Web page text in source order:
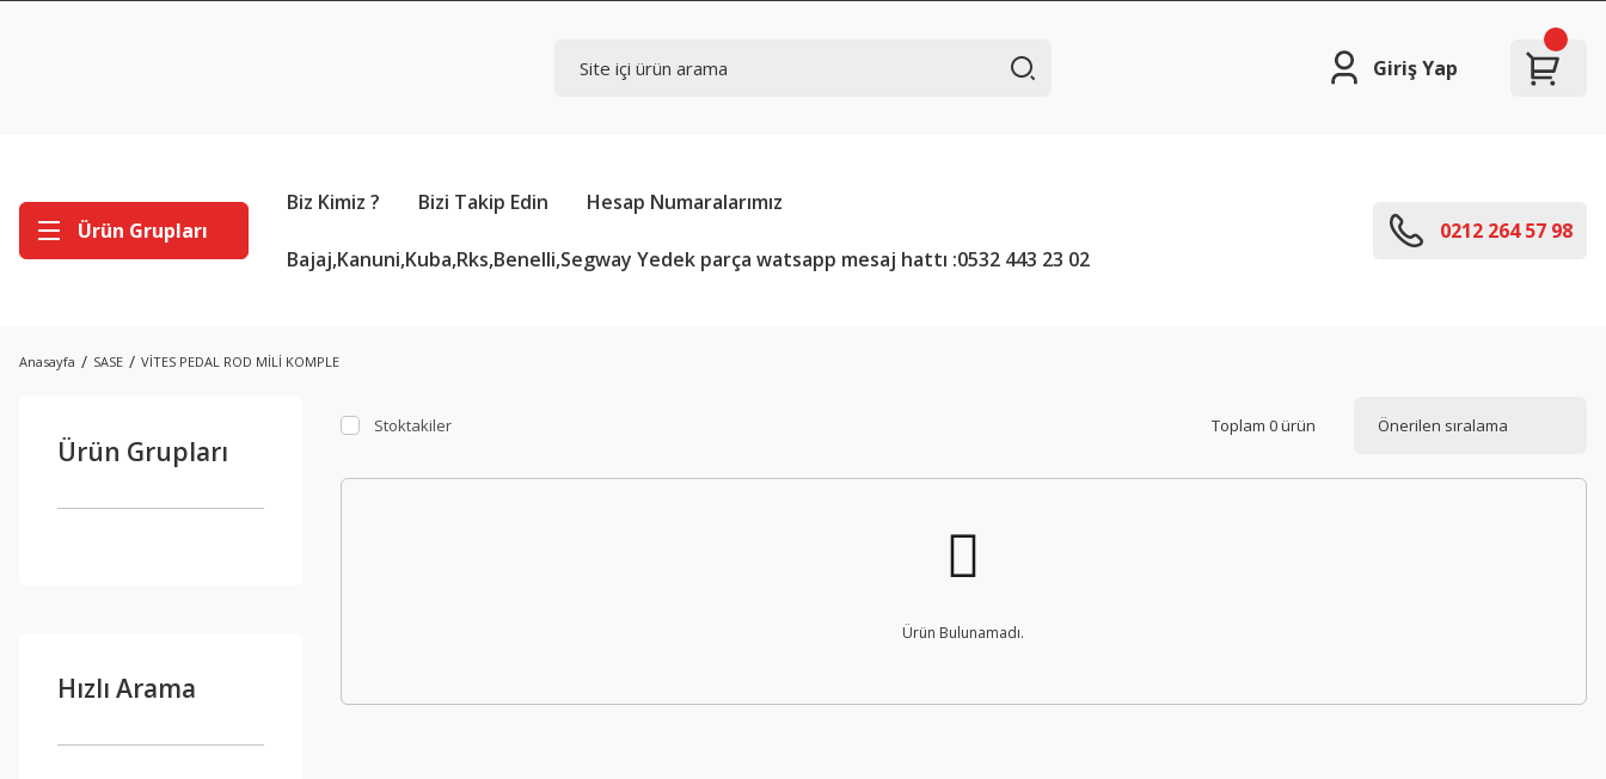
Giriş Yap
Ürün Grupları
Biz Kimiz ? Bizi Takip Edin Hesap Numaralarımız
Bajaj,Kanuni,Kuba,Rks,Benelli,Segway Yedek parça watsapp mesaj hattı :0532 443 23 02
0212 264 57 98
Anasayfa SASE VİTES PEDAL ROD MİLİ KOMPLE
Ürün Grupları
Hızlı Arama
Stoktakiler Toplam 0 ürün
Ürün Bulunamadı.